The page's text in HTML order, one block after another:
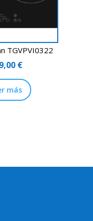
TGVPVI0322
€
más